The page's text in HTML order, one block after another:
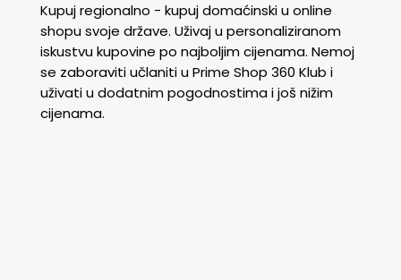
Kupuj regionalno - kupuj domaćinski u online
shopu svoje države. Uživaj u personaliziranom
iskustvu kupovine po najboljim cijenama. Nemoj
se zaboraviti učlaniti u Prime Shop 360 Klub i
uživati u dodatnim pogodnostima i još nižim
cijenama.